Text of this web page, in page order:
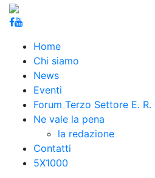
Home
Chi siamo
News
Eventi
Forum Terzo Settore E. R.
Ne vale la pena
la redazione
Contatti
5X1000